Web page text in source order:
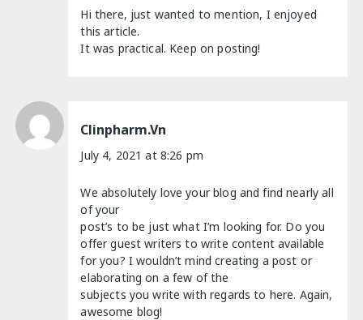
Hi there, just wanted to mention, I enjoyed
this article.
It was practical. Keep on posting!
Clinpharm.vn
July 4, 2021 at 8:26 pm
We absolutely love your blog and find nearly all
of your
post’s to be just what I’m looking for. Do you
offer guest writers to write content available
for you? I wouldn’t mind creating a post or
elaborating on a few of the
subjects you write with regards to here. Again,
awesome blog!